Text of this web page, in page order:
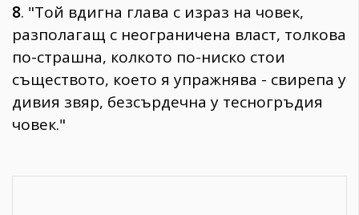
8. "Той вдигна глава с израз на човек,
разполагащ с неограничена власт, толкова
по-страшна, колкото по-ниско стои
съществото, което я упражнява - свирепа у
дивия звяр, безсърдечна у тесногръдия
човек."